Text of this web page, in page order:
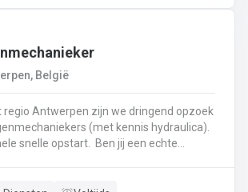
België
regio Antwerpen zijn we dringend opzoek
(met kennis hydraulica).
opstart. Ben jij een echte